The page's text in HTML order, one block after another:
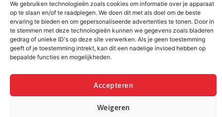
We gebruiken technologieën zoals cookies om informatie over je apparaat
op te slaan en/of te raadplegen. We doen dit met als doel om de beste
ervaring te bieden en om gepersonaliseerde advertenties te tonen. Door in
te stemmen met deze technologieën kunnen we gegevens zoals bladeren
gedrag of unieke ID's op deze site verwerken. Als je geen toestemming
geeft of je toestemming intrekt, kan dit een nadelige invloed hebben op
bepaalde functies en mogelijkheden.
Accepteren
Weigeren
Gemeente Weststellingwerf
© 2022 - 2026 BespaarPartner | Alle rechten voorbehouden